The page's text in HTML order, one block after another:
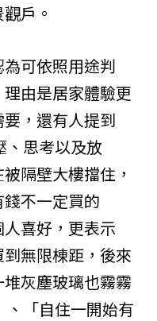
戶。
可依照用途判
由是居家體驗更
，還有人提到
、思考以及放
隔壁大樓擋住，
不一定買的
喜好，更表示
到無限棟距，後來
灰塵玻璃也霧霧
「自住一開始有